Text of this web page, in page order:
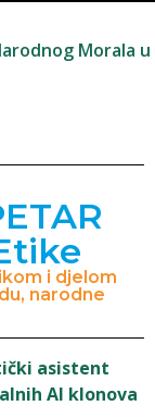
Morala u
i djelom
narodne
asistent
AI klonova